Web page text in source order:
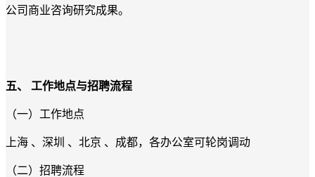
公司商业咨询研究成果。
五、 工作地点与招聘流程
（一）工作地点
上海 、深圳 、北京 、成都，各办公室可轮岗调动
（二）招聘流程